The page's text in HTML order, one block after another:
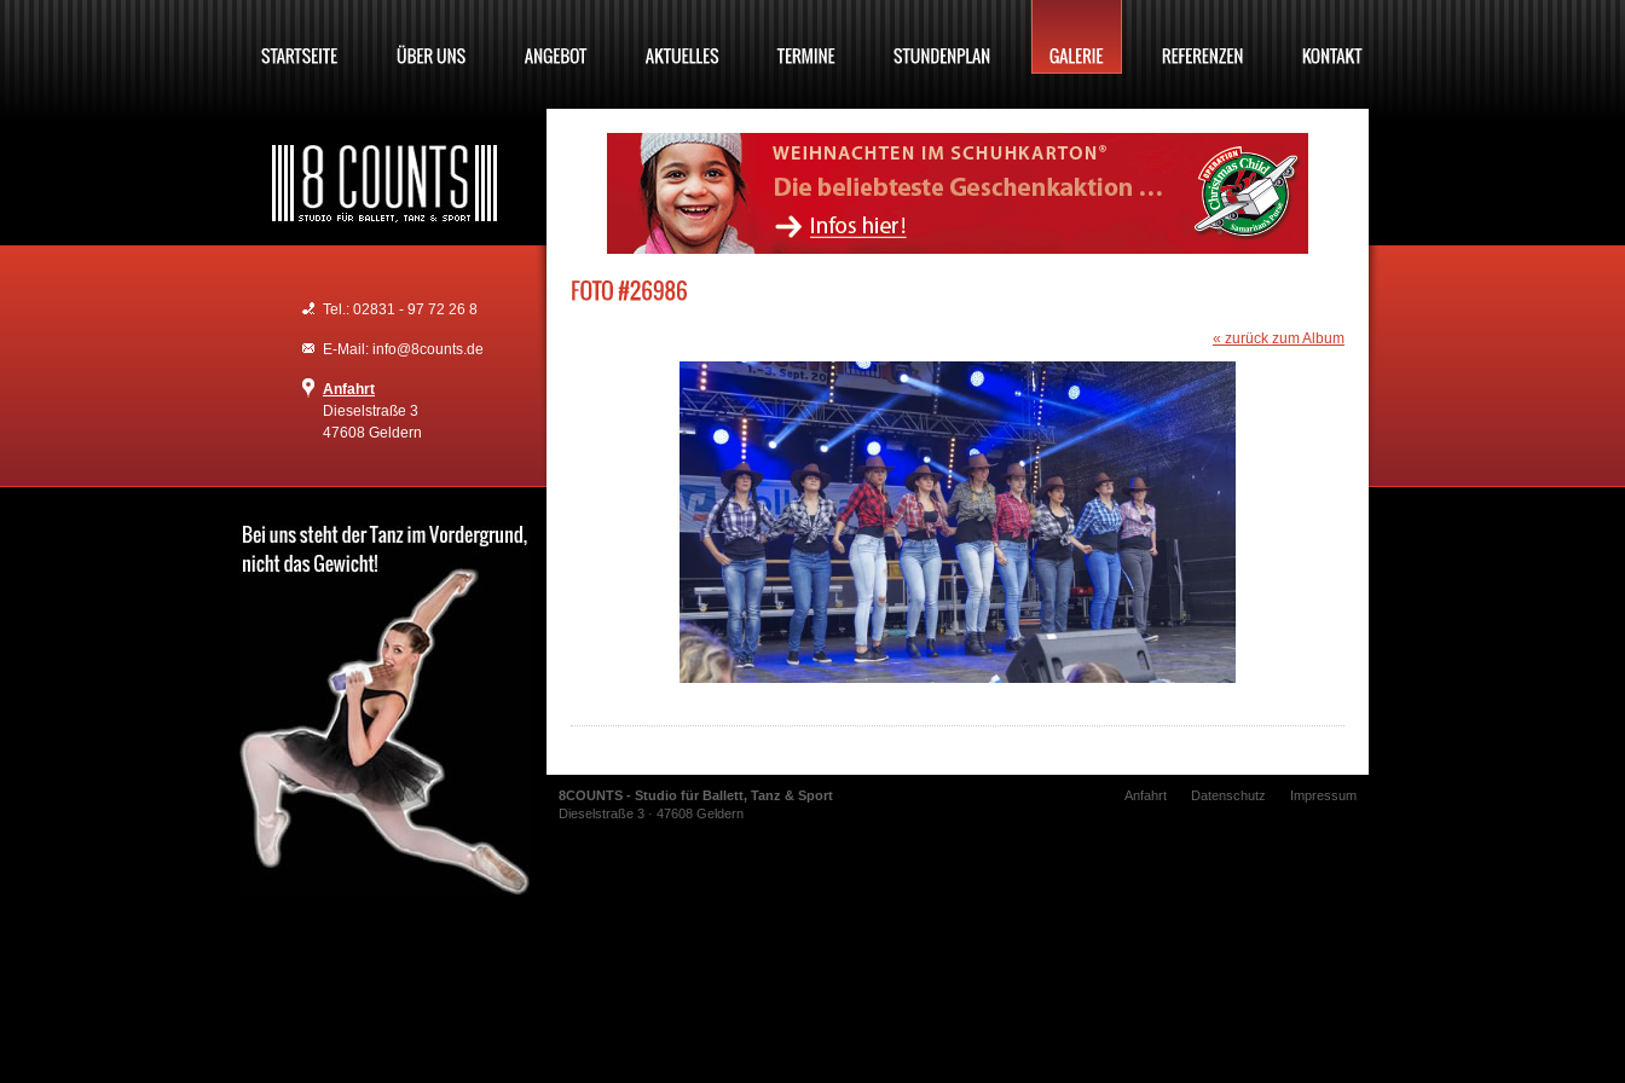
Tel.: 02831 - 97 72 26 8
E-Mail: info@8counts.de
Anfahrt
Dieselstraße 3
47608 Geldern
« zurück zum Album
8COUNTS - Studio für Ballett, Tanz & Sport
Dieselstraße 3 · 47608 Geldern
Anfahrt Datenschutz Impressum